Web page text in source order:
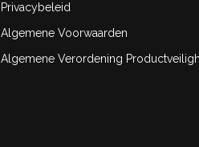
Privacybeleid
Algemene Voorwaarden
Algemene Verordening